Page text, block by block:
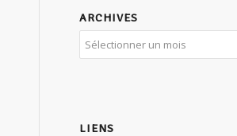
ARCHIVES
LIENS